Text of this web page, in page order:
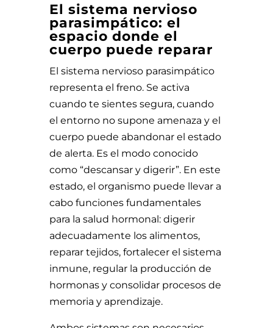
El sistema nervioso
parasimpático: el
espacio donde el
cuerpo puede reparar
El sistema nervioso parasimpático
representa el freno. Se activa
cuando te sientes segura, cuando
el entorno no supone amenaza y el
cuerpo puede abandonar el estado
de alerta. Es el modo conocido
como “descansar y digerir”. En este
estado, el organismo puede llevar a
cabo funciones fundamentales
para la salud hormonal: digerir
adecuadamente los alimentos,
reparar tejidos, fortalecer el sistema
inmune, regular la producción de
hormonas y consolidar procesos de
memoria y aprendizaje.